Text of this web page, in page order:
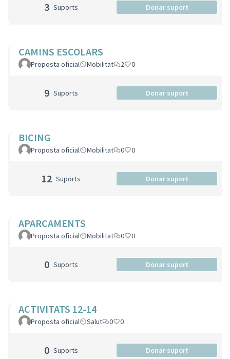
3 Suports Donar suport
CAMINS ESCOLARS
Proposta oficial Mobilitat 2 0
9 Suports Donar suport
BICING
Proposta oficial Mobilitat 0 0
12 Suports Donar suport
APARCAMENTS
Proposta oficial Mobilitat 0 0
0 Suports Donar suport
ACTIVITATS 12-14
Proposta oficial Salut 0 0
0 Suports Donar suport